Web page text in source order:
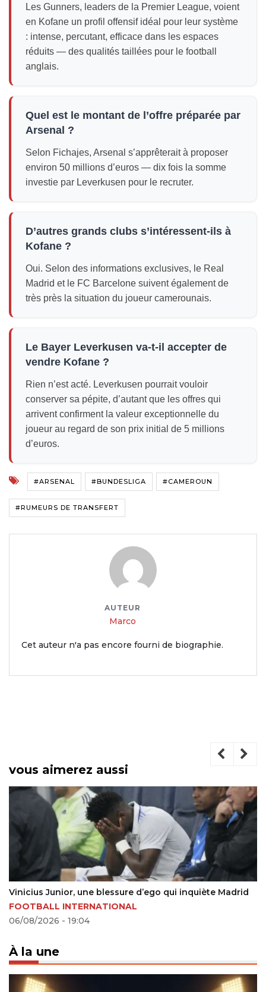
Les Gunners, leaders de la Premier League, voient
en Kofane un profil offensif idéal pour leur système
: intense, percutant, efficace dans les espaces
réduits — des qualités taillées pour le football
anglais.
Quel est le montant de l’offre préparée par
Arsenal ?
Selon Fichajes, Arsenal s’apprêterait à proposer
environ 50 millions d’euros — dix fois la somme
investie par Leverkusen pour le recruter.
D’autres grands clubs s’intéressent-ils à
Kofane ?
Oui. Selon des informations exclusives, le Real
Madrid et le FC Barcelone suivent également de
très près la situation du joueur camerounais.
Le Bayer Leverkusen va-t-il accepter de
vendre Kofane ?
Rien n’est acté. Leverkusen pourrait vouloir
conserver sa pépite, d’autant que les offres qui
arrivent confirment la valeur exceptionnelle du
joueur au regard de son prix initial de 5 millions
d’euros.
#ARSENAL #BUNDESLIGA #CAMEROUN
#RUMEURS DE TRANSFERT
AUTEUR
Marco
Cet auteur n'a pas encore fourni de biographie.
vous aimerez aussi
Hato : de 32% à 89%, Rosenior révèle un défenseur
d’exception
27/03/2026 - 21:32
À la une